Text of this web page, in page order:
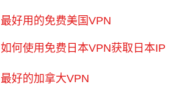
最好用的免费美国VPN
如何使用免费日本VPN获取日本IP
最好的加拿大VPN